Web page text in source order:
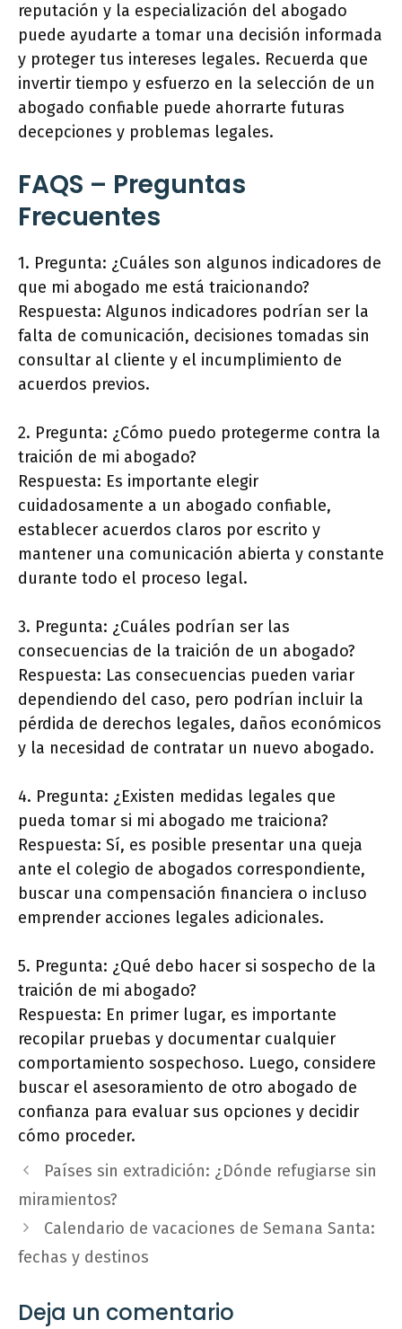
reputación y la especialización del abogado
puede ayudarte a tomar una decisión informada
y proteger tus intereses legales. Recuerda que
invertir tiempo y esfuerzo en la selección de un
abogado confiable puede ahorrarte futuras
decepciones y problemas legales.
FAQS – Preguntas
Frecuentes
1. Pregunta: ¿Cuáles son algunos indicadores de
que mi abogado me está traicionando?
Respuesta: Algunos indicadores podrían ser la
falta de comunicación, decisiones tomadas sin
consultar al cliente y el incumplimiento de
acuerdos previos.
2. Pregunta: ¿Cómo puedo protegerme contra la
traición de mi abogado?
Respuesta: Es importante elegir
cuidadosamente a un abogado confiable,
establecer acuerdos claros por escrito y
mantener una comunicación abierta y constante
durante todo el proceso legal.
3. Pregunta: ¿Cuáles podrían ser las
consecuencias de la traición de un abogado?
Respuesta: Las consecuencias pueden variar
dependiendo del caso, pero podrían incluir la
pérdida de derechos legales, daños económicos
y la necesidad de contratar un nuevo abogado.
4. Pregunta: ¿Existen medidas legales que
pueda tomar si mi abogado me traiciona?
Respuesta: Sí, es posible presentar una queja
ante el colegio de abogados correspondiente,
buscar una compensación financiera o incluso
emprender acciones legales adicionales.
5. Pregunta: ¿Qué debo hacer si sospecho de la
traición de mi abogado?
Respuesta: En primer lugar, es importante
recopilar pruebas y documentar cualquier
comportamiento sospechoso. Luego, considere
buscar el asesoramiento de otro abogado de
confianza para evaluar sus opciones y decidir
cómo proceder.
Países sin extradición: ¿Dónde refugiarse sin
miramientos?
Calendario de vacaciones de Semana Santa:
fechas y destinos
Deja un comentario